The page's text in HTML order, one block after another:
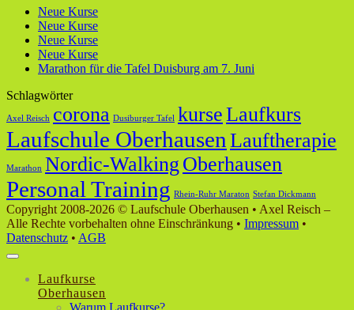
Neue Kurse
Neue Kurse
Neue Kurse
Neue Kurse
Marathon für die Tafel Duisburg am 7. Juni
Schlagwörter
Axel Reisch corona Dusiburger Tafel kurseLaufkurs
Laufschule Oberhausen Lauftherapie
Marathon Nordic-Walking Oberhausen
Personal Training Rhein-Ruhr Maraton Stefan Dickmann
Copyright 2008-2026 © Laufschule Oberhausen • Axel Reisch –
Alle Rechte vorbehalten ohne Einschränkung • Impressum •
Datenschutz • AGB
Laufkurse
Oberhausen
Warum Laufkurse?